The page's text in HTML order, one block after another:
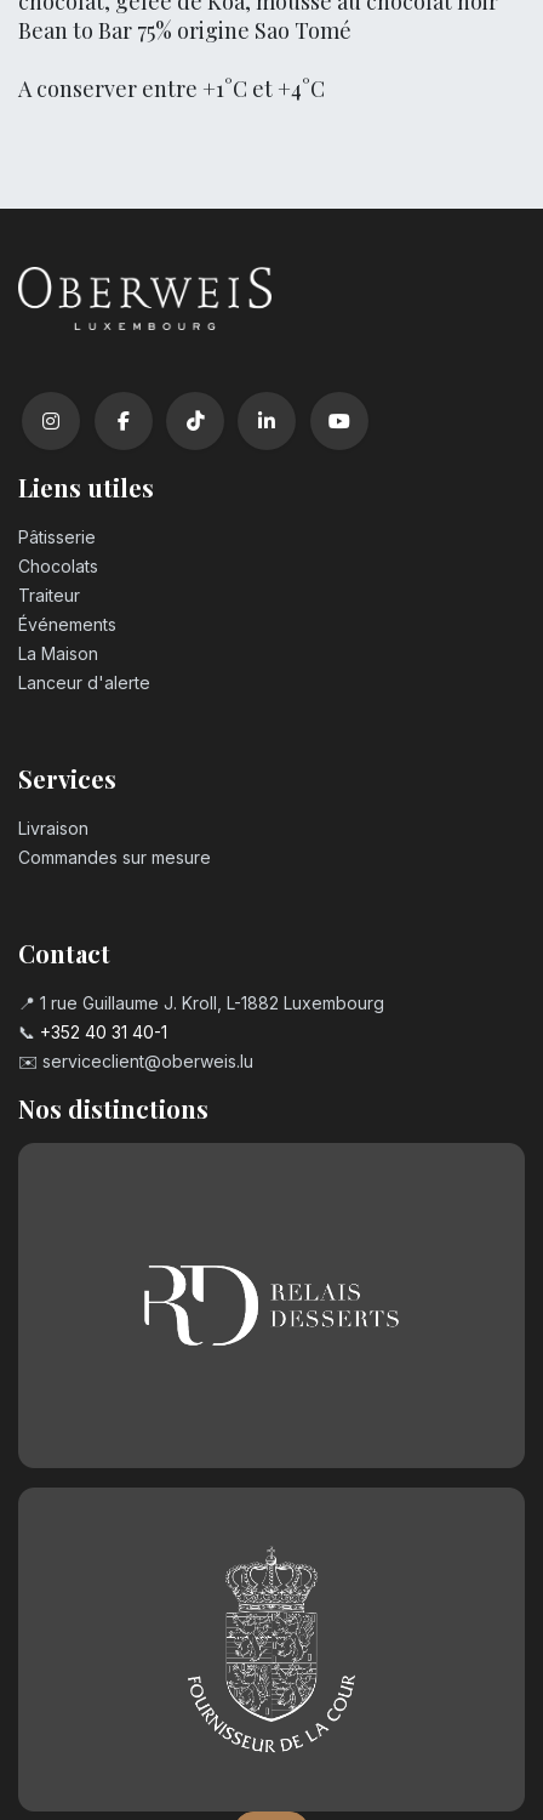
Bean to Bar 75% origine Sao Tomé
A conserver entre +1°C et +4°C
Liens utiles
Pâtisserie
Chocolats
Traiteur
Événements
La Maison
Lanceur d'alerte
Services
Livraison
Commandes sur mesure
Contact
📍 1 rue Guillaume J. Kroll, L-1882 Luxembourg
📞 +352 40 31 40-1
✉️ serviceclient@oberweis.lu
Nos distinctions